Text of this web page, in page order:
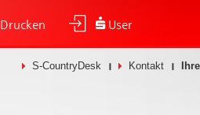
Drucken User
S-CountryDesk Kontakt